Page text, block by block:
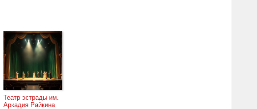
и расскажите нам про это
Театр эстрады им.
Аркадия Райкина